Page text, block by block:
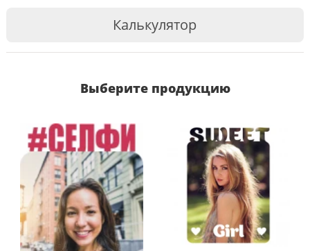
Калькулятор
Выберите продукцию